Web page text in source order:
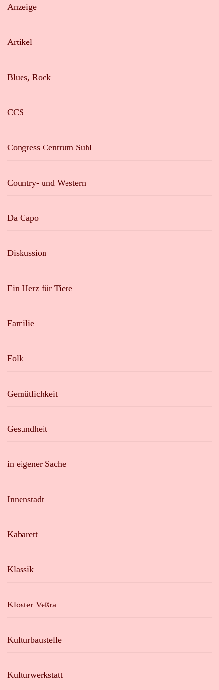
Anzeige
Artikel
Blues, Rock
CCS
Congress Centrum Suhl
Country- und Western
Da Capo
Diskussion
Ein Herz für Tiere
Familie
Folk
Gemütlichkeit
Gesundheit
in eigener Sache
Innenstadt
Kabarett
Klassik
Kloster Veßra
Kulturbaustelle
Kulturwerkstatt